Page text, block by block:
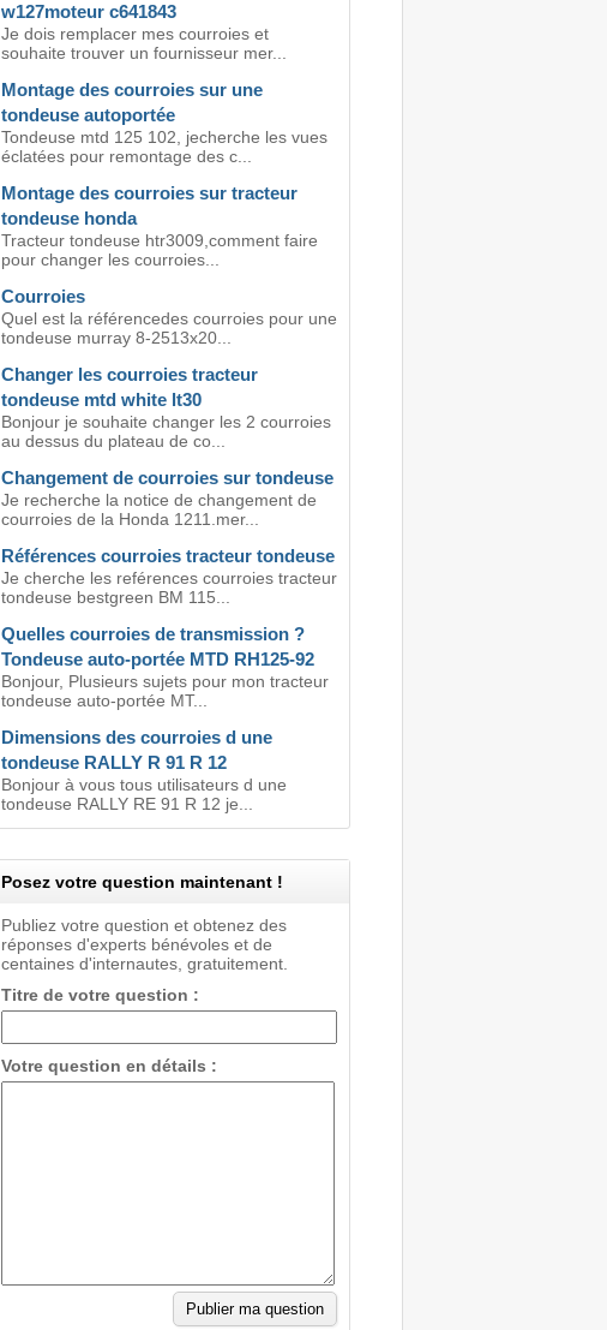
w127moteur c641843
Je dois remplacer mes courroies et
souhaite trouver un fournisseur mer...
Montage des courroies sur une
tondeuse autoportée
Tondeuse mtd 125 102, jecherche les vues
éclatées pour remontage des c...
Montage des courroies sur tracteur
tondeuse honda
Tracteur tondeuse htr3009,comment faire
pour changer les courroies...
Courroies
Quel est la référencedes courroies pour une
tondeuse murray 8-2513x20...
Changer les courroies tracteur
tondeuse mtd white lt30
Bonjour je souhaite changer les 2 courroies
au dessus du plateau de co...
Changement de courroies sur tondeuse
Je recherche la notice de changement de
courroies de la Honda 1211.mer...
Références courroies tracteur tondeuse
Je cherche les reférences courroies tracteur
tondeuse bestgreen BM 115...
Quelles courroies de transmission ?
Tondeuse auto-portée MTD RH125-92
Bonjour, Plusieurs sujets pour mon tracteur
tondeuse auto-portée MT...
Dimensions des courroies d une
tondeuse RALLY R 91 R 12
Bonjour à vous tous utilisateurs d une
tondeuse RALLY RE 91 R 12 je...
Posez votre question maintenant !
Publiez votre question et obtenez des
réponses d'experts bénévoles et de
centaines d'internautes, gratuitement.
Titre de votre question :
Votre question en détails :